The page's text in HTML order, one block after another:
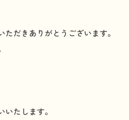
だきありがとうございます。
たします。